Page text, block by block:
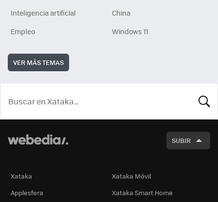
Inteligencia artificial
China
Empleo
Windows 11
VER MÁS TEMAS
SUBIR
Xataka
Xataka Móvil
Applesfera
Xataka Smart Home